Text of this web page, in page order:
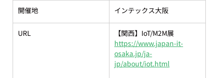
開催地 インテックス大阪
URL
【関西】IoT/M2M展
https://www.japan-it-
osaka.jp/ja-
jp/about/iot.html